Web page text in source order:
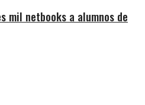
mil netbooks a alumnos de